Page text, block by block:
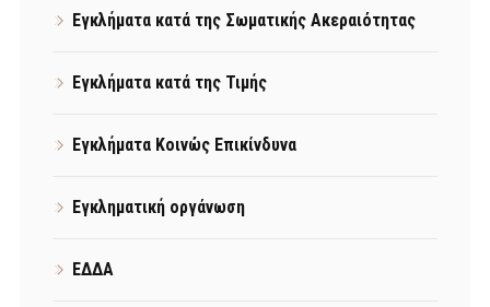
Εγκλήματα κατά της Σωματικής Ακεραιότητας
Εγκλήματα κατά της Τιμής
Εγκλήματα Κοινώς Επικίνδυνα
Εγκληματική οργάνωση
ΕΔΔΑ